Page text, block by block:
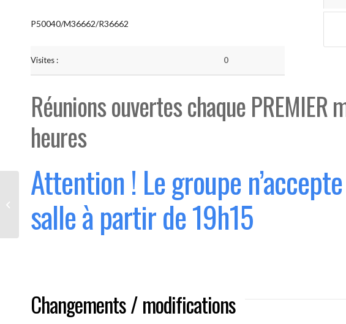
P50040/M36662/R36662
Visites : 0
Réunions ouvertes chaque PREMIER
heures
Attention ! Le groupe
salle à partir de 19h15
Changements / modifications
Bouge “Saint-Luc” (Ouvert 1°
mercredi du mois)